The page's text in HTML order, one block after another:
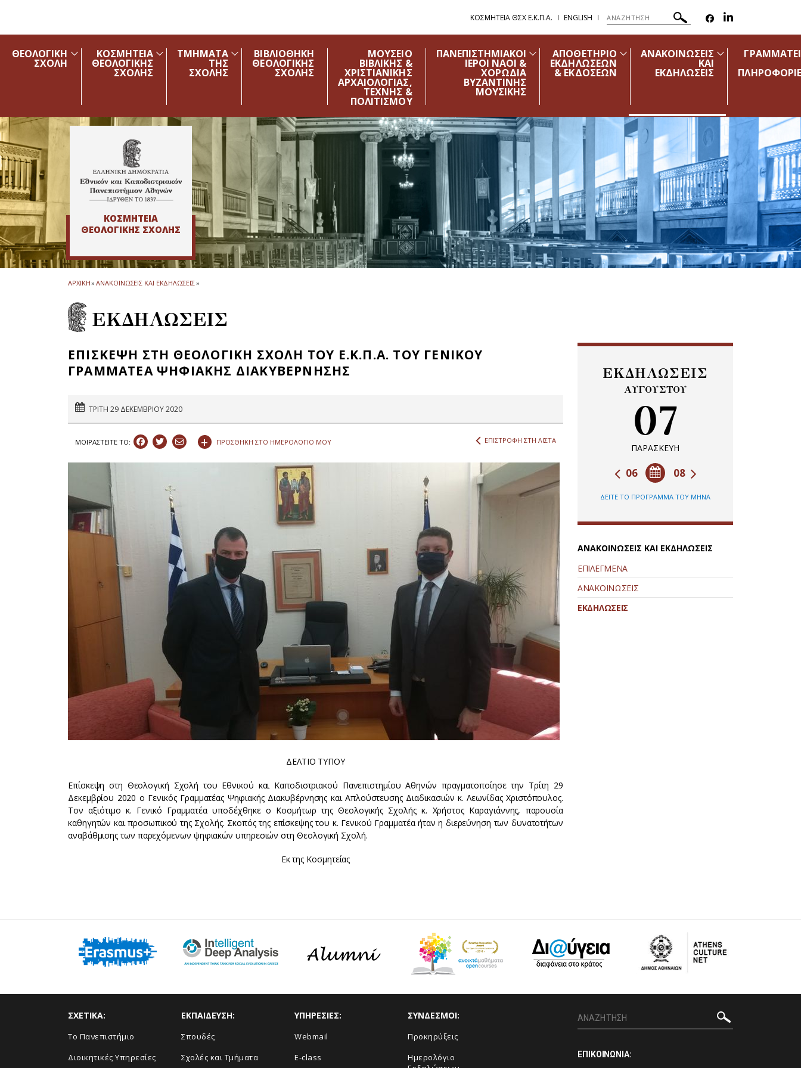
ΚΟΣΜΗΤΕΙΑ ΘΣΧ Ε.Κ.Π.Α. ENGLISH
ΘΕΟΛΟΓΙΚΗ
ΣΧΟΛΗ
ΚΟΣΜΗΤΕΙΑ
ΘΕΟΛΟΓΙΚΗΣ
ΣΧΟΛΗΣ
ΤΜΗΜΑΤΑ
ΤΗΣ
ΣΧΟΛΗΣ
ΒΙΒΛΙΟΘΗΚΗ
ΘΕΟΛΟΓΙΚΗΣ
ΣΧΟΛΗΣ
ΜΟΥΣΕΙΟ
ΒΙΒΛΙΚΗΣ &
ΧΡΙΣΤΙΑΝΙΚΗΣ
ΑΡΧΑΙΟΛΟΓΙΑΣ,
ΤΕΧΝΗΣ &
ΠΟΛΙΤΙΣΜΟΥ
ΠΑΝΕΠΙΣΤΗΜΙΑΚΟΙ
ΙΕΡΟΙ ΝΑΟΙ &
ΧΟΡΩΔΙΑ
ΒΥΖΑΝΤΙΝΗΣ
ΜΟΥΣΙΚΗΣ
ΑΠΟΘΕΤΗΡΙΟ
ΕΚΔΗΛΩΣΕΩΝ
& ΕΚΔΟΣΕΩΝ
ΑΝΑΚΟΙΝΩΣΕΙΣ
ΚΑΙ
ΕΚΔΗΛΩΣΕΙΣ
ΚΟΣΜΗΤΕΙΑ
ΘΕΟΛΟΓΙΚΗΣ ΣΧΟΛΗΣ
ΑΡΧΙΚΗ» ΑΝΑΚΟΙΝΩΣΕΙΣ ΚΑΙ ΕΚΔΗΛΩΣΕΙΣ»
ΕΚΔΗΛΩΣΕΙΣ
ΕΠΙΣΚΕΨΗ ΣΤΗ ΘΕΟΛΟΓΙΚΗ ΣΧΟΛΗ ΤΟΥ Ε.Κ.Π.Α. ΤΟΥ ΓΕΝΙΚΟΥ
ΓΡΑΜΜΑΤΕΑ ΨΗΦΙΑΚΗΣ ΔΙΑΚΥΒΕΡΝΗΣΗΣ
ΤΡΙΤΗ 29 ΔΕΚΕΜΒΡΙΟΥ 2020
ΜΟΙΡΑΣΤEIΤΕ ΤΟ: + ΠΡΟΣΘΗΚΗ ΣΤΟ ΗΜΕΡΟΛΟΓΙΟ ΜΟΥ ΕΠΙΣΤΡΟΦΗ ΣΤΗ ΛΙΣΤΑ
ΔΕΛΤΙΟ ΤΥΠΟΥ
Επίσκεψη στη Θεολογική Σχολή του Εθνικού και Καποδιστριακού Πανεπιστημίου Αθηνών πραγματοποίησε την Τρίτη 29
Δεκεμβρίου 2020 ο Γενικός Γραμματέας Ψηφιακής Διακυβέρνησης και Απλούστευσης Διαδικασιών κ. Λεωνίδας Χριστόπουλος.
Τον αξιότιμο κ. Γενικό Γραμματέα υποδέχθηκε ο Κοσμήτωρ της Θεολογικής Σχολής κ. Χρήστος Καραγιάννης, παρουσία
καθηγητών και προσωπικού της Σχολής. Σκοπός της επίσκεψης του κ. Γενικού Γραμματέα ήταν η διερεύνηση των δυνατοτήτων
αναβάθμισης των παρεχόμενων ψηφιακών υπηρεσιών στη Θεολογική Σχολή.
Εκ της Κοσμητείας
ΕΚΔΗΛΩΣΕΙΣ
ΑΥΓΟΥΣΤΟΥ
07
ΠΑΡΑΣΚΕΥΗ
08
06
ΔΕΙΤΕ ΤΟ ΠΡΟΓΡΑΜΜΑ ΤΟΥ ΜΗΝΑ
ΑΝΑΚΟΙΝΩΣΕΙΣ ΚΑΙ ΕΚΔΗΛΩΣΕΙΣ
ΕΠΙΛΕΓΜΕΝΑ
ΑΝΑΚΟΙΝΩΣΕΙΣ
ΕΚΔΗΛΩΣΕΙΣ
ΣΧΕΤΙΚΑ:
Το Πανεπιστήμιο
Διοικητικές Υπηρεσίες
ΕΚΠΑΙΔΕΥΣΗ:
Σπουδές
Σχολές και Τμήματα
ΥΠΗΡΕΣΙΕΣ:
Webmail
E-class
ΣΥΝΔΕΣΜΟΙ:
Προκηρύξεις
Ημερολόγιο
ΕΠΙΚΟΙΝΩΝΙΑ: